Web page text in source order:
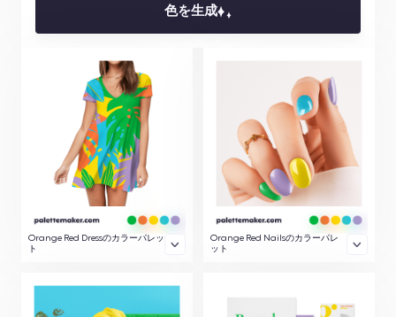
色を生成
Orange Red Dressのカラーパレッ
ト
Orange Red Nailsのカラーパレ
ット